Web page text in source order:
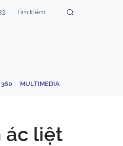
360 MULTIMEDIA
ác liệt